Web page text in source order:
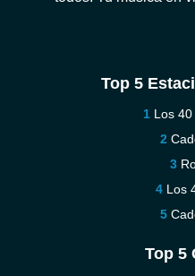
Top 5
Los
Los
Top 5